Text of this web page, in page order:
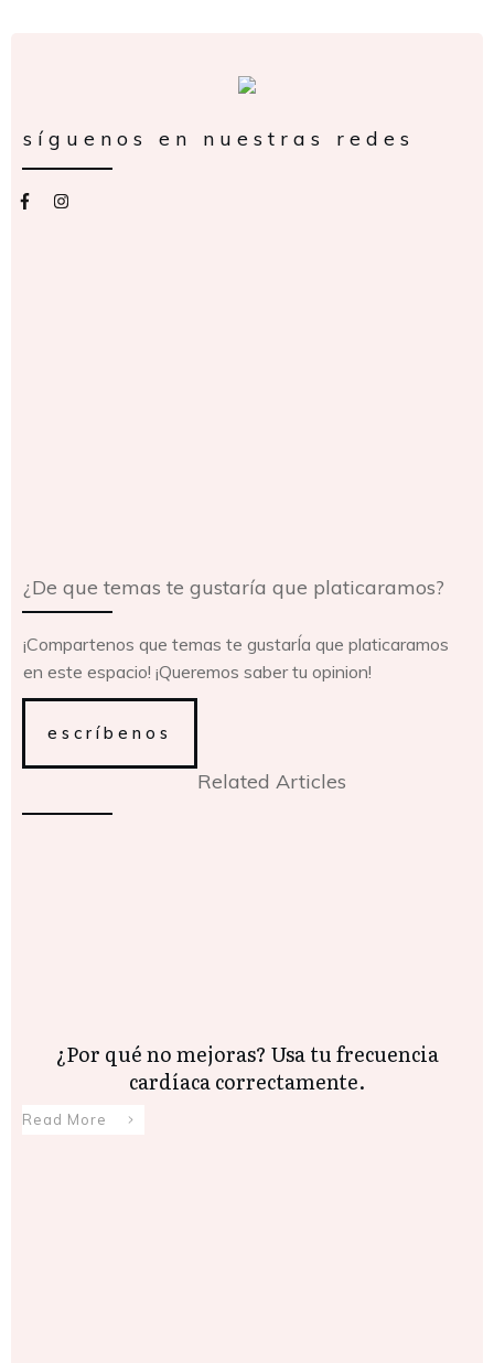
síguenos en nuestras redes
¿De que temas te gustaría que platicaramos?
¡Compartenos que temas te gustarÍa que platicaramos
en este espacio! ¡Queremos saber tu opinion!
escríbenos
Related Articles
¿Por qué no mejoras? Usa tu frecuencia
cardíaca correctamente.
Read More